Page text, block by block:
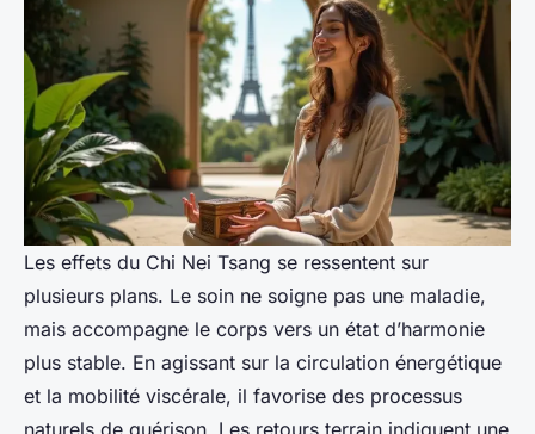
Les effets du Chi Nei Tsang se ressentent sur
plusieurs plans. Le soin ne soigne pas une maladie,
mais accompagne le corps vers un état d’harmonie
plus stable. En agissant sur la circulation énergétique
et la mobilité viscérale, il favorise des processus
naturels de guérison. Les retours terrain indiquent une